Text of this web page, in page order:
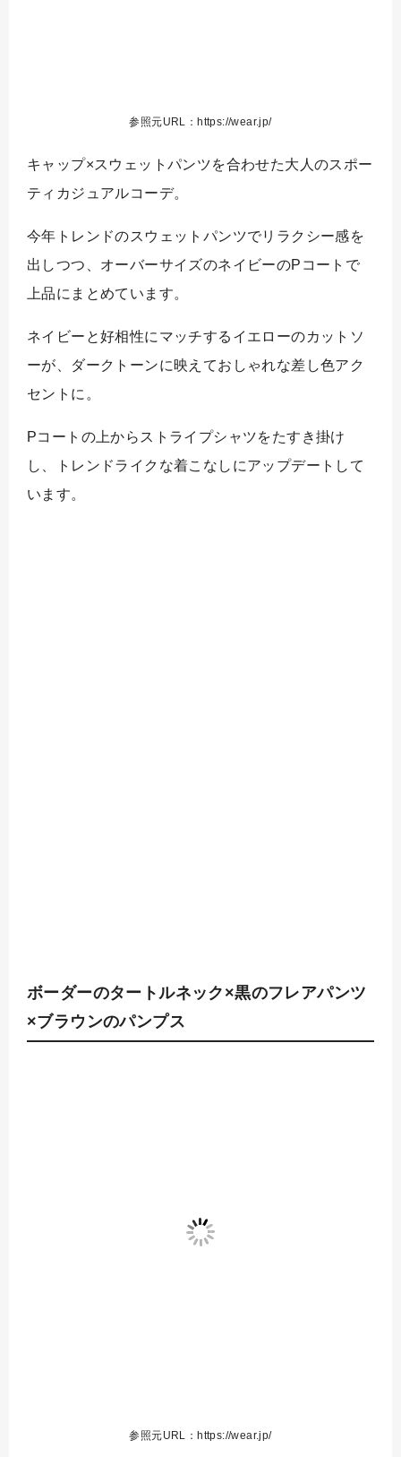
参照元URL：https://wear.jp/
キャップ×スウェットパンツを合わせた大人のスポー
ティカジュアルコーデ。
今年トレンドのスウェットパンツでリラクシー感を
出しつつ、オーバーサイズのネイビーのPコートで
上品にまとめています。
ネイビーと好相性にマッチするイエローのカットソ
ーが、ダークトーンに映えておしゃれな差し色アク
セントに。
Pコートの上からストライプシャツをたすき掛け
し、トレンドライクな着こなしにアップデートして
います。
ボーダーのタートルネック×黒のフレアパンツ
×ブラウンのパンプス
参照元URL：https://wear.jp/